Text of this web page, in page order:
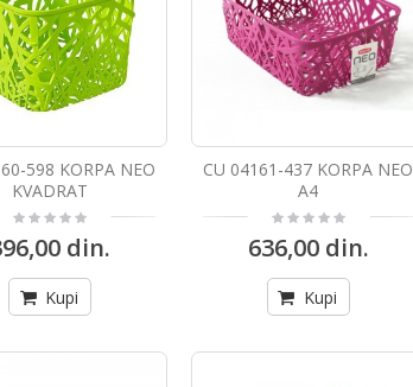
598 KORPA NEO
KVADRAT
din.
Kupi
CU 04161-437 KORPA NEO
A4
636,00 din.
Kupi